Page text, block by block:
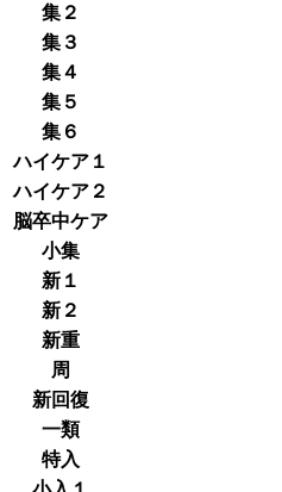
集２
集３
集４
集５
集６
ハイケア１
ハイケア２
脳卒中ケア
小集
新１
新２
新重
周
新回復
一類
特入